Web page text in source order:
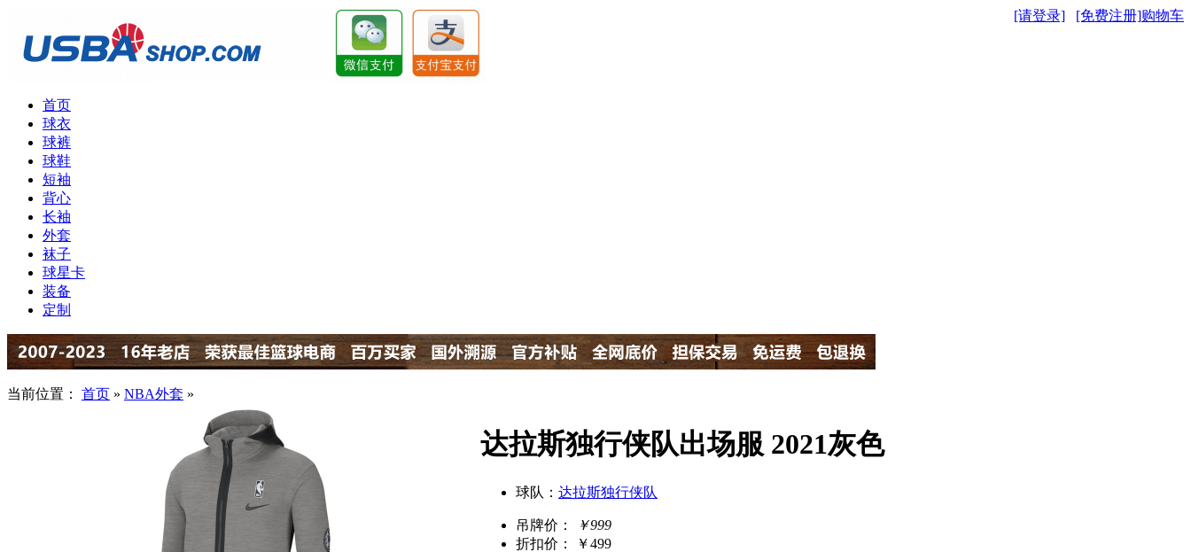
[请登录] [免费注册]购物车
首页
球衣
球裤
球鞋
短袖
背心
长袖
外套
袜子
球星卡
装备
定制
当前位置： 首页 » NBA外套 »
达拉斯独行侠队出场服 2021灰色
球队： 达拉斯独行侠队
吊牌价：
￥999
折扣价：
￥499